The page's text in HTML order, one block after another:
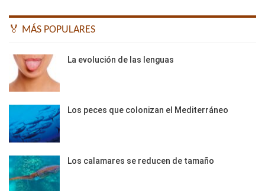
🏅 MÁS POPULARES
La evolución de las lenguas
Los peces que colonizan el Mediterráneo
Los calamares se reducen de tamaño